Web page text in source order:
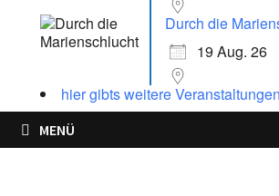
Durch die
19 Aug. 26
hier gibts weitere Veranstaltungen
MENÜ